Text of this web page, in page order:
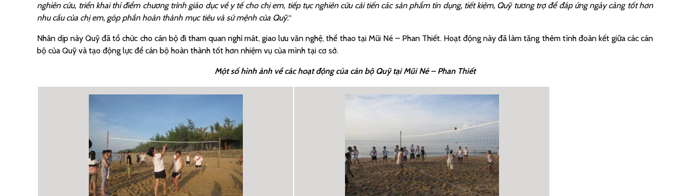
nghiên cứu, triển khai thí điểm chương trình giáo dục về y tế cho chị em, tiếp tục nghiên cứu cải tiến các sản phẩm tín dụng, tiết kiệm, Quỹ tương trợ để đáp ứng ngày càng tốt hơn
nhu cầu của chị em, góp phần hoàn thành mục tiêu và sứ mệnh của Quỹ.“
Nhân dịp này Quỹ đã tổ chức cho cán bộ đi tham quan nghỉ mát, giao lưu văn nghệ, thể thao tại Mũi Né – Phan Thiết. Hoạt động này đã làm tăng thêm tình đoàn kết giữa các cán
bộ của Quỹ và tạo động lực để cán bộ hoàn thành tốt hơn nhiệm vụ của mình tại cơ sở.
Một số hình ảnh về các hoạt động của cán bộ Quỹ tại Mũi Né – Phan Thiết